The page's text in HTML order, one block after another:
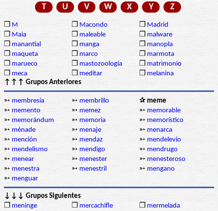
T
U V W X Y Z
❒ M ❒ Macondo ❒ Madrid
❒ Maia ❒ maleable ❒ malware
❒ manantial ❒ manga ❒ manopla
❒ maqueta ❒ marco ❒ marmota
❒ marueco ❒ mastozoología ❒ matrimonio
❒ meca ❒ meditar ❒ melanina
↑↑↑ Grupos Anteriores
➳ membresía ➳ membrillo
✰ meme
➳ memento ➳ memez ➳ memorable
➳ memorándum ➳ memoria ➳ memorístico
➳ ménade ➳ menaje ➳ menarca
➳ mención ➳ mendaz ➳ mendelevio
➳ mendelismo ➳ mendigo ➳ mendrugo
➳ menear ➳ menester ➳ menesteroso
➳ menestra ➳ menestril ➳ mengano
➳ menguar
↓↓↓ Grupos Siguientes
❒ meninge ❒ mercachifle ❒ mermelada